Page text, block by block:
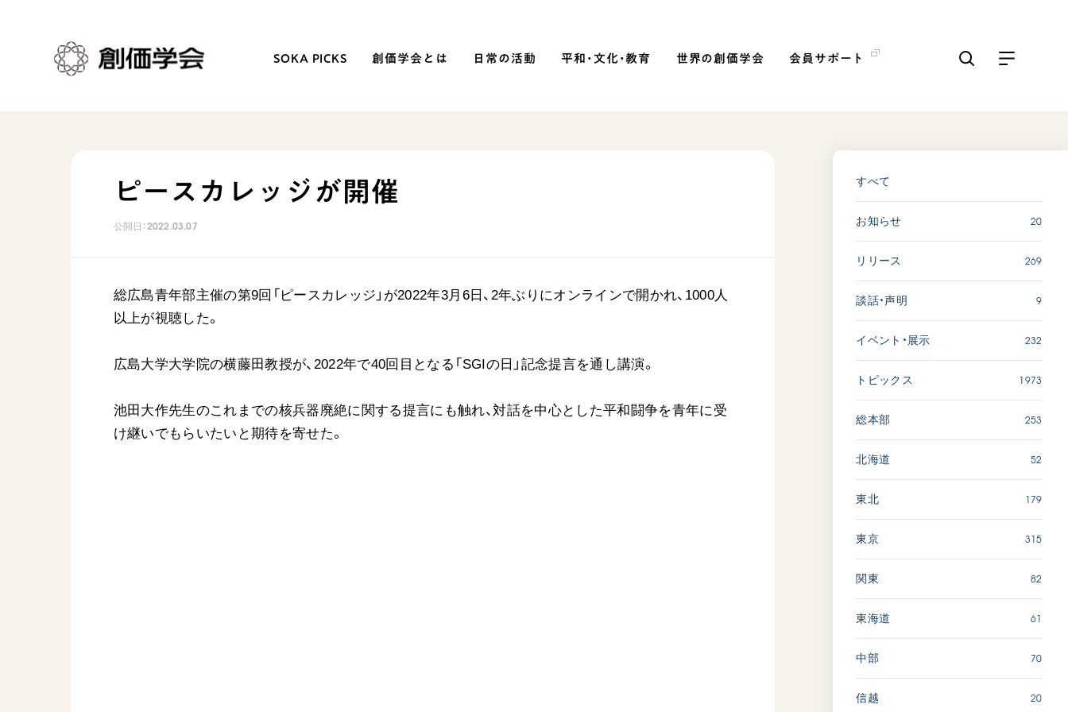
SOKA PICKS 創価学会とは 日常の活動 平和・文化・教育 世界の創価学会 会員サポート
自他共の幸福
日蓮大聖人の仏法（教学入門）
初代会長・牧口常三郎先生
第2代会長・戸田城聖先生
仏法を語る
友人葬
「持続可能な開発目標（SDGs）」の
音楽活動
教育本部の活動
「三つの花ことば」 関西吹
奏楽団
2026.07.31
動画
「ペンタトニック・ファン
2026.07.17
文化
動画
2026.07.03
文化
動画
ピースカレッジが開催
公開日：2022.03.07
総広島青年部主催の第9回「ピースカレッジ」が2022年3月6日、2年ぶりにオンラインで開かれ、1000人
以上が視聴した。
広島大学大学院の横藤田教授が、2022年で40回目となる「SGIの日」記念提言を通し講演。
池田大作先生のこれまでの核兵器廃絶に関する提言にも触れ、対話を中心とした平和闘争を青年に受
け継いでもらいたいと期待を寄せた。
すべて
お知らせ 20
リリース 269
談話・声明 9
イベント・展示 232
トピックス 1973
総本部 253
北海道 52
東北 179
東京 315
関東 82
東海道 61
中部 70
信越 20